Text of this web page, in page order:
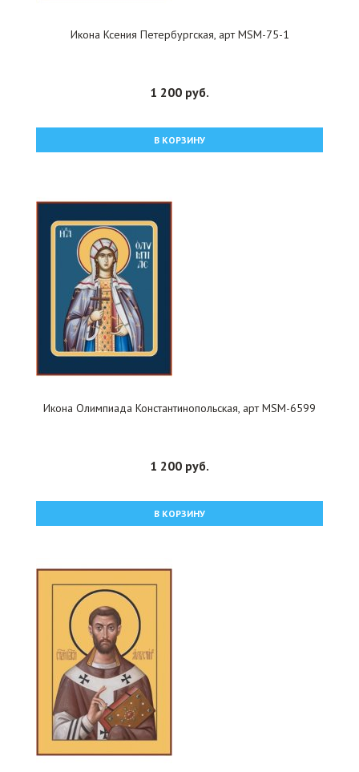
Икона Ксения Петербургская, арт MSM-75-1
1 200 руб.
В КОРЗИНУ
Икона Олимпиада Константинопольская, арт MSM-6599
1 200 руб.
В КОРЗИНУ